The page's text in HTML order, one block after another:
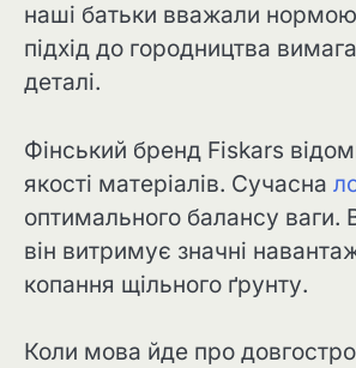
наші батьки вважали
підхід до городництва
деталі.
Фінський бренд Fiskars
якості матеріалів. Сучасна
оптимального балансу
він витримує значні
копання щільного ґрунту.
Коли мова йде про